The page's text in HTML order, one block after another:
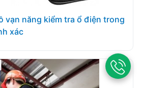
vạn năng kiểm tra ổ điện trong
xác